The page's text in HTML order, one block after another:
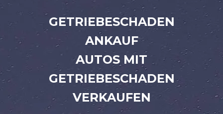
GETRIEBESCHADEN
ANKAUF
AUTOS MIT
GETRIEBESCHADEN
VERKAUFEN